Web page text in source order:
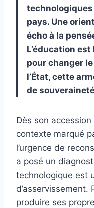
pays. Une
écho à la
L’éducation
pour changer
l’État, cette
de
Dès son
contexte marqué
l’urgence de
a posé un
technologique est
produire ses